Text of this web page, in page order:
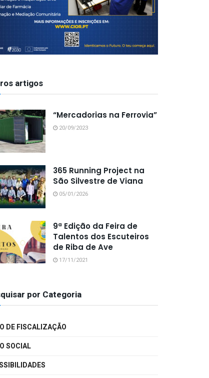
artigos
“Mercadorias na Ferrovia”
20/09/2023
365 Running Project na
São Silvestre de Viana
05/01/2026
9ª Edição da Feira de
Talentos dos Escuteiros
de Riba de Ave
17/11/2021
por Categoria
DE FISCALIZAÇÃO
SOCIAL